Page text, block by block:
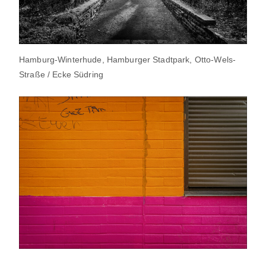
Hamburg-Winterhude, Hamburger Stadtpark, Otto-Wels-
Straße / Ecke Südring